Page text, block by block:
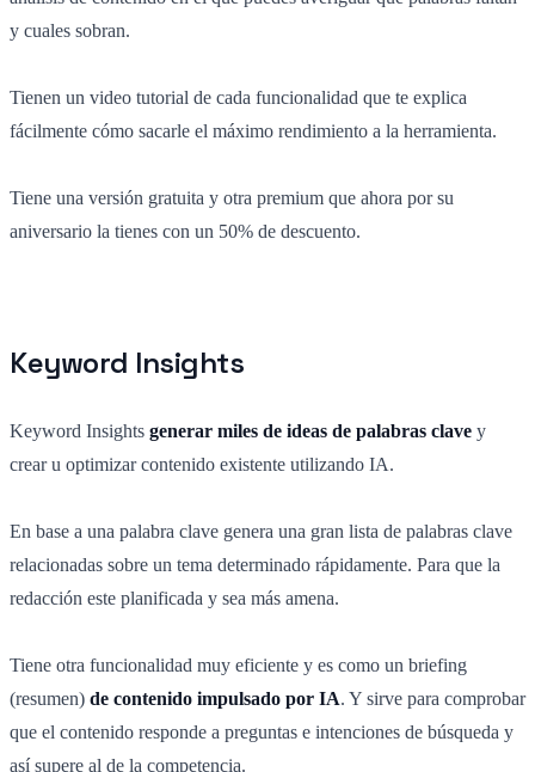
y cuales sobran.
Tienen un video tutorial de cada funcionalidad que te explica
fácilmente cómo sacarle el máximo rendimiento a la herramienta.
Tiene una versión gratuita y otra premium que ahora por su
aniversario la tienes con un 50% de descuento.
Keyword Insights
Keyword Insights generar miles de ideas de palabras clave y
crear u optimizar contenido existente utilizando IA.
En base a una palabra clave genera una gran lista de palabras clave
relacionadas sobre un tema determinado rápidamente. Para que la
redacción este planificada y sea más amena.
Tiene otra funcionalidad muy eficiente y es como un briefing
(resumen) de contenido impulsado por IA. Y sirve para comprobar
que el contenido responde a preguntas e intenciones de búsqueda y
así supere al de la competencia.